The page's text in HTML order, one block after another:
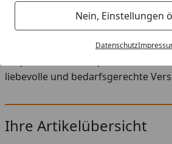
Nein, Einstellungen
Datenschutz
Aquaristik Aquarientechnik
In der Kategorie Belüftung für
ausgewählten Tierbedarf für
liebevolle und bedarfsgerechte
Ihre Artikelübersicht